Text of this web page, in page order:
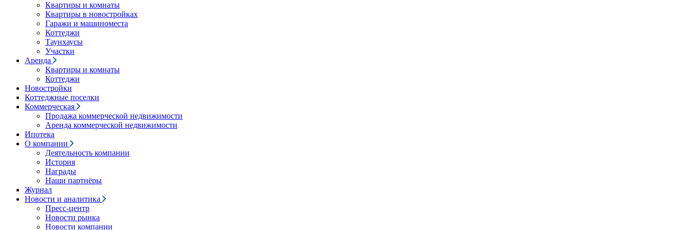
Квартиры и комнаты
Квартиры в новостройках
Гаражи и машиноместа
Коттеджи
Таунхаусы
Участки
Аренда
Квартиры и комнаты
Коттеджи
Новостройки
Коттеджные поселки
Коммерческая
Продажа коммерческой недвижимости
Аренда коммерческой недвижимости
Ипотека
О компании
Деятельность компании
История
Награды
Наши партнёры
Журнал
Новости и аналитика
Пресс-центр
Новости рынка
Новости компании